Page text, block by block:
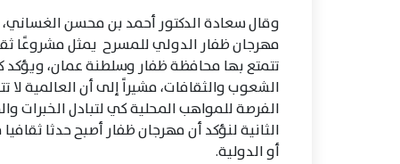
وقال سعادة الدكتور أحمد بن محسن الغساني،
مهرجان ظفار الدولي للمسرح يمثل مشروعًا
تتمتع بها محافظة ظفار وسلطنة عمان، ويؤكد
الشعوب والثقافات، مشيراً إلى أن العالمية
الفرصة للمواهب المحلية كي لتبادل الخبرات
الثانية لنؤكد أن مهرجان ظفار أصبح حدثا
أو الدولية.